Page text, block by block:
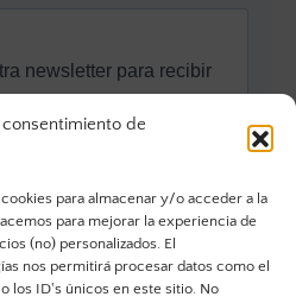
de
para almacenar y/o acceder a la
para mejorar la experiencia de
(no) personalizados. El
nos permitirá procesar datos como el
los ID's únicos en este sitio. No